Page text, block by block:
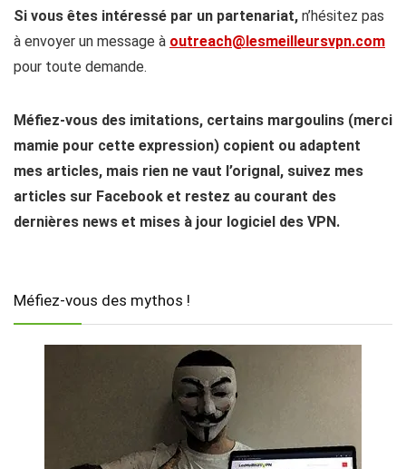
Si vous êtes intéressé par un partenariat, n’hésitez pas
à envoyer un message à outreach@lesmeilleursvpn.com
pour toute demande.
Méfiez-vous des imitations, certains margoulins (merci
mamie pour cette expression) copient ou adaptent
mes articles, mais rien ne vaut l’orignal, suivez mes
articles sur Facebook et restez au courant des
dernières news et mises à jour logiciel des VPN.
Méfiez-vous des mythos !